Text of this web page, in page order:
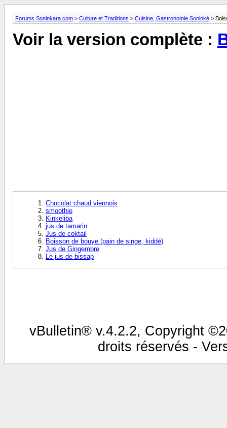
Forums Soninkara.com > Culture et Traditions > Cuisine, Gastronomie Soninké >
Voir la version complète :
Chocolat chaud viennois
smoothie
Kinkeliba
jus de tamarin
Jus de coktail
Boisson de bouye (pain de singe, kiddé)
Jus de Gingembre
Le jus de bissap
vBulletin® v.4.2.2, Copyright
droits réservés -